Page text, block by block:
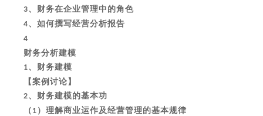
3、财务在企业管理中的角色
4、如何撰写经营分析报告
4
财务分析建模
1、财务建模
【案例讨论】
2、财务建模的基本功
（ 1 ）理解商业运作及经营管理的基本规律